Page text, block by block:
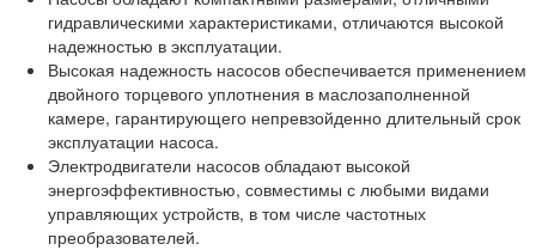
гидравлическими характеристиками, отличаются высокой
надежностью в эксплуатации.
Высокая надежность насосов обеспечивается применением
двойного торцевого уплотнения в маслозаполненной
камере, гарантирующего непревзойденно длительный срок
эксплуатации насоса.
Электродвигатели насосов обладают высокой
энергоэффективностью, совместимы с любыми видами
управляющих устройств, в том числе частотных
преобразователей.